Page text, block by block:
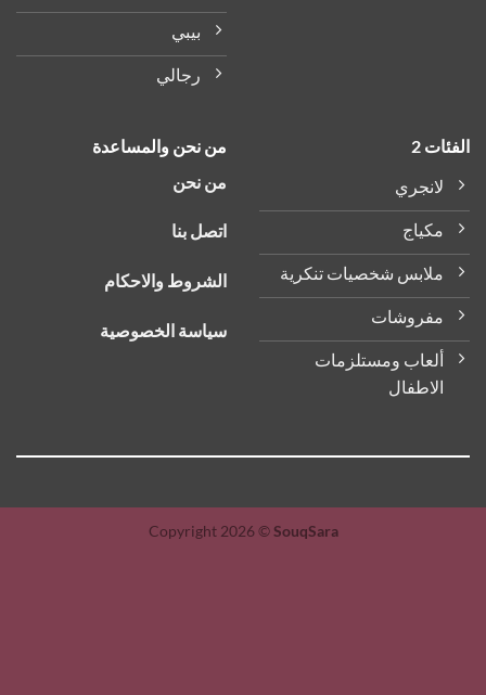
بيبي
رجالي
2
لانجري
مكياج
ملابس شخصيات تنكرية
مفروشات
ألعاب ومستلزمات
الاطفال
من نحن والمساعدة
من نحن
اتصل بنا
الشروط والاحكام
سياسة الخصوصية
Copyright 2026 ©SouqSara